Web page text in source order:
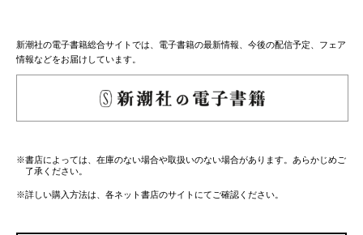
新潮社の電子書籍総合サイトでは、電子書籍の最新情報、今後の配信予定、フェア
情報などをお届けしています。
※書店によっては、在庫のない場合や取扱いのない場合があります。あらかじめご
了承ください。
※詳しい購入方法は、各ネット書店のサイトにてご確認ください。